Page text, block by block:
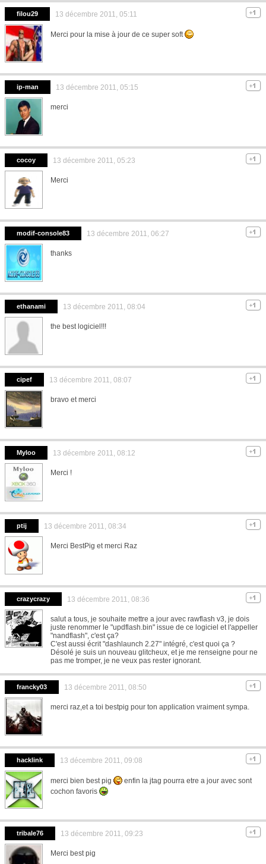
filou29 13 décembre 2011, 05:11
Merci pour la mise à jour de ce super soft
ip-man 13 décembre 2011, 05:15
merci
cocoy 13 décembre 2011, 05:23
Merci
modif-console83 13 décembre 2011, 06:27
thanks
ethanami 13 décembre 2011, 08:04
the best logiciel!!!
cipef 13 décembre 2011, 08:07
bravo et merci
Myloo 13 décembre 2011, 08:12
Merci !
ptij 13 décembre 2011, 08:34
Merci BestPig et merci Raz
crazycrazy 13 décembre 2011, 08:36
salut a tous, je souhaite mettre a jour avec rawflash v3, je dois
juste renommer le "updflash.bin" issue de ce logiciel et l'appeller
"nandflash", c'est ça?
C'est aussi écrit "dashlaunch 2.27" intégré, c'est quoi ça ?
Désolé je suis un nouveau glitcheux, et je me renseigne pour ne
pas me tromper, je ne veux pas rester ignorant.
francky03 13 décembre 2011, 08:50
merci raz,et a toi bestpig pour ton application vraiment sympa.
hacklink 13 décembre 2011, 09:08
merci bien best pig
enfin la jtag pourra etre a jour avec sont
cochon favoris
tribale76 13 décembre 2011, 09:23
Merci best pig